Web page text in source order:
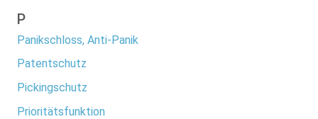
P
Panikschloss, Anti-Panik
Patentschutz
Pickingschutz
Prioritätsfunktion